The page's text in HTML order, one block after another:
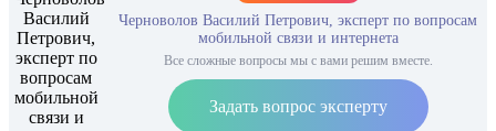
Черноволов Василий Петрович, эксперт по вопросам
мобильной связи и интернета
Все сложные вопросы мы с вами решим вместе.
Задать вопрос эксперту